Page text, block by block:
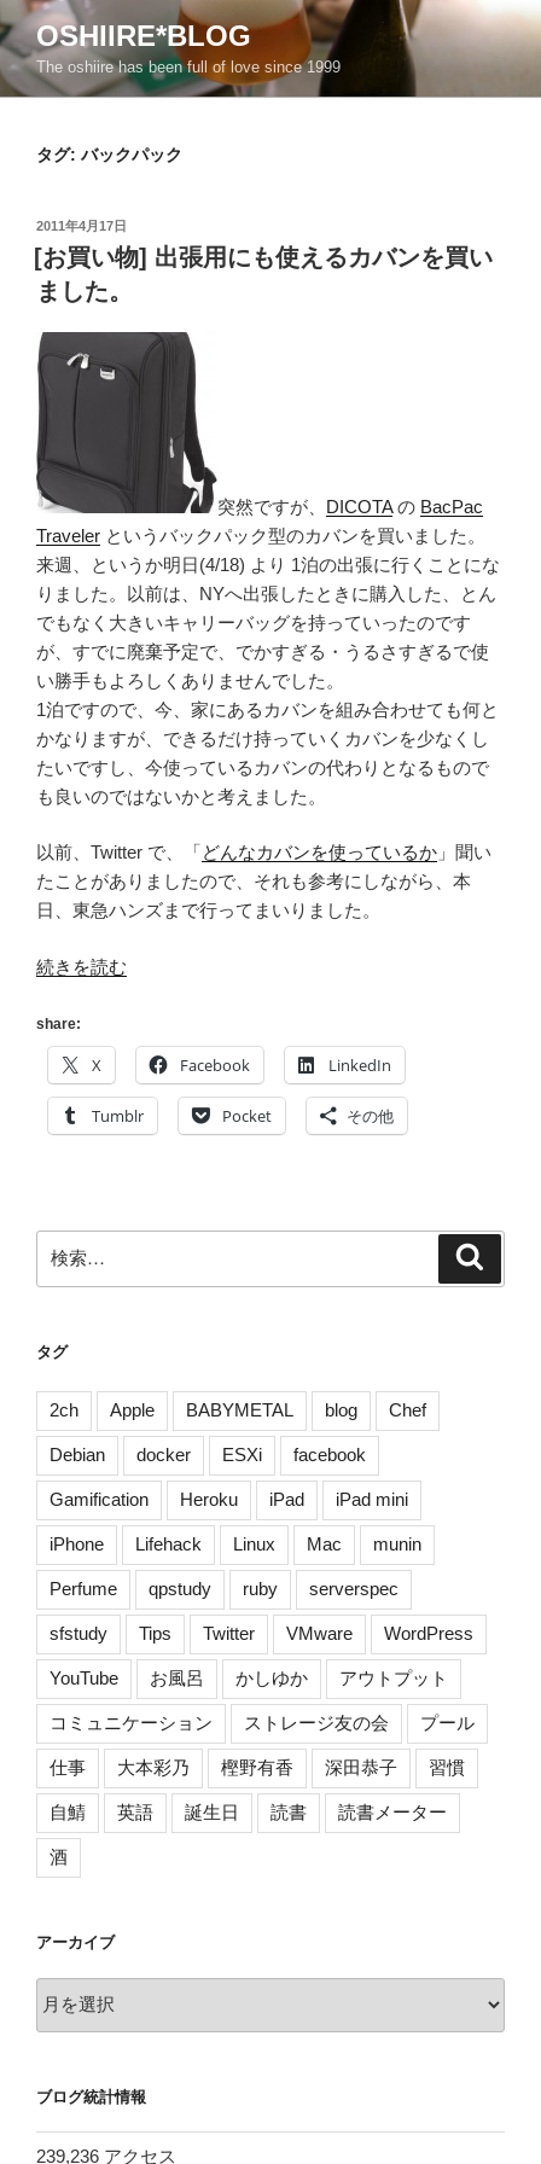
ン
テ
ン
OSHIIRE*BLOG
The oshiire has been full of love since 1999
タグ: バックパック
投
稿
日:
2011年4月17日
[お買い物] 出張用にも使えるカバンを買い
ました。
突然ですが、 DICOTAの BacPac
Traveler というバックパック型のカバンを買いました。
来週、というか明日(4/18) より 1泊の出張に行くことにな
りました。以前は、NYへ出張したときに購入した、とん
でもなく大きいキャリーバッグを持っていったのです
が、すでに廃棄予定で、でかすぎる・うるさすぎるで使
い勝手もよろしくありませんでした。
1泊ですので、今、家にあるカバンを組み合わせても何と
かなりますが、できるだけ持っていくカバンを少なくし
たいですし、今使っているカバンの代わりとなるもので
も良いのではないかと考えました。
以前、Twitter で、「どんなカバンを使っているか 」聞い
たことがありましたので、それも参考にしながら、本
日、東急ハンズまで行ってまいりました。
“[お
い
物]
出
用
使
え
る
バ
を
買
い
ま
し
た。”
の
続きを読む
share:
X Facebook LinkedIn
Tumblr Pocket その他
索:
タグ
2ch Apple BABYMETAL blog Chef
Debian docker ESXi facebook
Gamification Heroku iPad iPad mini
iPhone Lifehack Linux Mac munin
Perfume qpstudy ruby serverspec
sfstudy Tips Twitter VMware WordPress
YouTube お風呂 かしゆか アウトプット
コミュニケーション ストレージ友の会 プール
仕事 大本彩乃 樫野有香 深田恭子 習慣
自鯖 英語 誕生日 読書 読書メーター
酒
アーカイブ
ー
ブ
ブログ統計情報
239,236 アクセス